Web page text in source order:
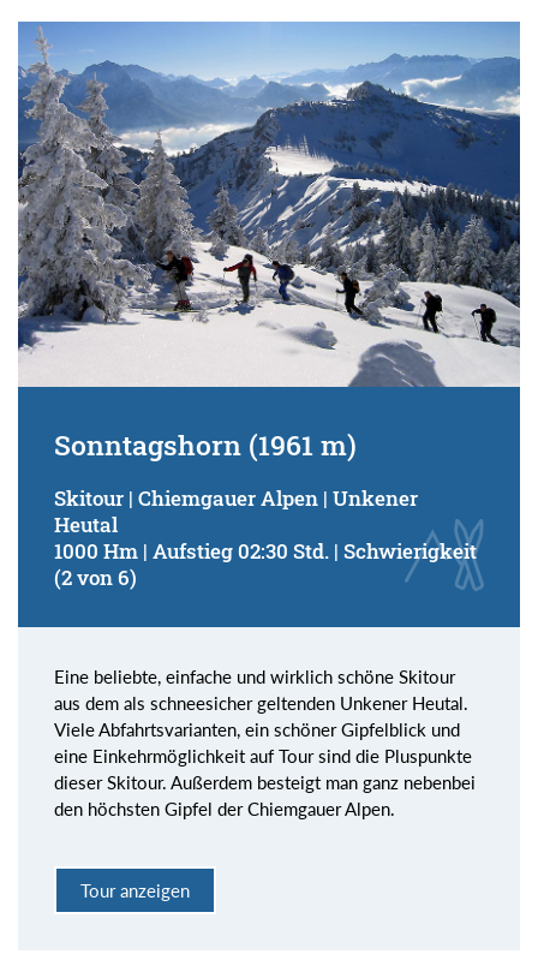
Sonntagshorn (1961 m)
Skitour | Chiemgauer Alpen | Unkener
Heutal
1000 Hm | Aufstieg 02:30 Std. | Schwierigkeit
(2 von 6)
Eine beliebte, einfache und wirklich schöne Skitour
aus dem als schneesicher geltenden Unkener Heutal.
Viele Abfahrtsvarianten, ein schöner Gipfelblick und
eine Einkehrmöglichkeit auf Tour sind die Pluspunkte
dieser Skitour. Außerdem besteigt man ganz nebenbei
den höchsten Gipfel der Chiemgauer Alpen.
Tour anzeigen